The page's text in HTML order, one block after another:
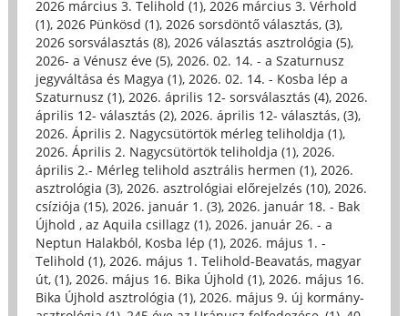
2026 március 3. Telihold (1), 2026 március 3. Vérhold
(1), 2026 Pünkösd (1), 2026 sorsdöntő választás, (3),
2026 sorsválasztás (8), 2026 választás asztrológia (5),
2026- a Vénusz éve (5), 2026. 02. 14. - a Szaturnusz
jegyváltása és Magya (1), 2026. 02. 14. - Kosba lép a
Szaturnusz (1), 2026. április 12- sorsválasztás (4), 2026.
április 12- választás (2), 2026. április 12- választás, (3),
2026. Április 2. Nagycsütörtök mérleg teliholdja (1),
2026. Április 2. Nagycsütörtök teliholdja (1), 2026.
április 2.- Mérleg telihold asztrális hermen (1), 2026.
asztrológia (3), 2026. asztrológiai előrejelzés (10), 2026.
csíziója (15), 2026. január 1. (3), 2026. január 18. - Bak
Újhold , az Aquila csillagz (1), 2026. január 26. - a
Neptun Halakból, Kosba lép (1), 2026. május 1. -
Telihold (1), 2026. május 1. Telihold-Beavatás, magyar
út, (1), 2026. május 16. Bika Újhold (1), 2026. május 16.
Bika Újhold asztrológia (1), 2026. május 9. új kormány-